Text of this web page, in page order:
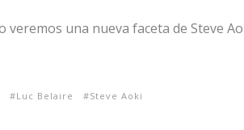
veremos una nueva faceta de Steve
Luc Belaire Steve Aoki